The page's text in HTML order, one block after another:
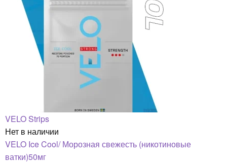
VELO Strips
Нет в наличии
VELO Ice Cool/ Морозная свежесть (никотиновые
ватки)50мг